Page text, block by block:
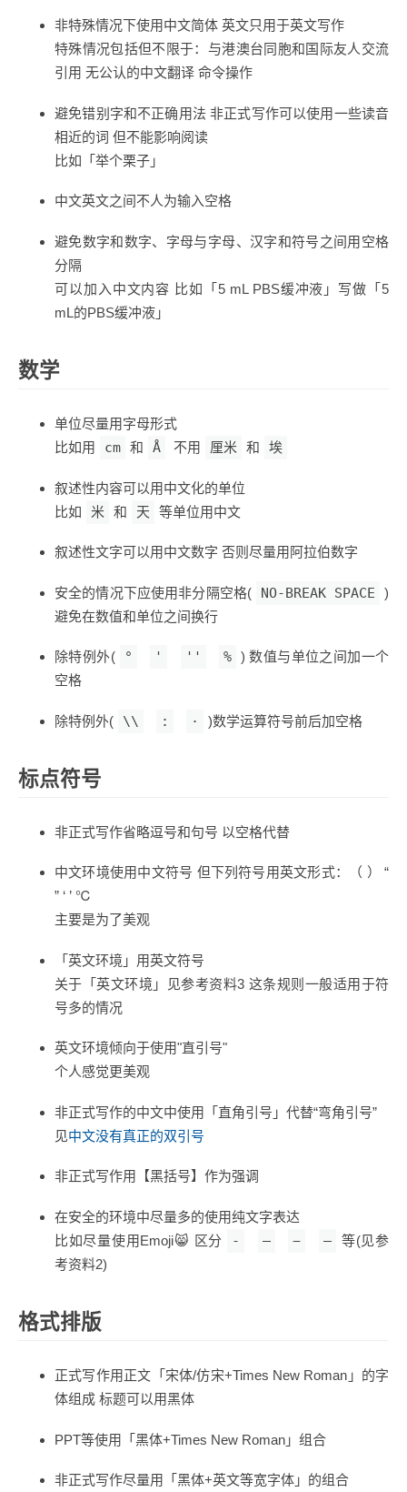
非特殊情况下使用中文简体 英文只用于英文写作
特殊情况包括但不限于：与港澳台同胞和国际友人交流
引用 无公认的中文翻译 命令操作
避免错别字和不正确用法 非正式写作可以使用一些读音
相近的词 但不能影响阅读
比如「举个栗子」
中文英文之间不人为输入空格
避免数字和数字、字母与字母、汉字和符号之间用空格
分隔
可以加入中文内容 比如「5 mL PBS缓冲液」写做「5
mL的PBS缓冲液」
数学
单位尽量用字母形式
比如用
cm 和 Å 不用 厘米 和 埃
叙述性内容可以用中文化的单位
比如
米 和 天 等单位用中文
叙述性文字可以用中文数字 否则尽量用阿拉伯数字
安全的情况下应使用非分隔空格( NO-BREAK SPACE
)
避免在数值和单位之间换行
除特例外( ° ' '' % ) 数值与单位之间加一个
空格
除特例外( \\ : · )数学运算符号前后加空格
标点符号
非正式写作省略逗号和句号 以空格代替
中文环境使用中文符号 但下列符号用英文形式：（ ） “
” ‘ ’ ℃
主要是为了美观
「英文环境」用英文符号
关于「英文环境」见参考资料3 这条规则一般适用于符
号多的情况
英文环境倾向于使用"直引号"
个人感觉更美观
非正式写作的中文中使用「直角引号」代替“弯角引号”
见中文没有真正的双引号
非正式写作用【黑括号】作为强调
在安全的环境中尽量多的使用纯文字表达
比如尽量使用Emoji😸 区分
- – − —
等(见参
考资料2)
格式排版
正式写作用正文「宋体/仿宋+Times New Roman」的字
体组成 标题可以用黑体
PPT等使用「黑体+Times New Roman」组合
非正式写作尽量用「黑体+英文等宽字体」的组合